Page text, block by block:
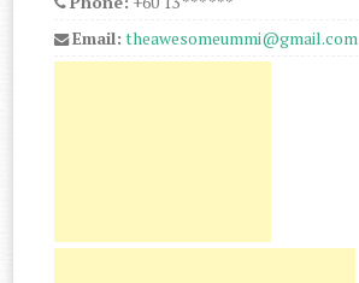
Email: theawesomeummi@gmail.com